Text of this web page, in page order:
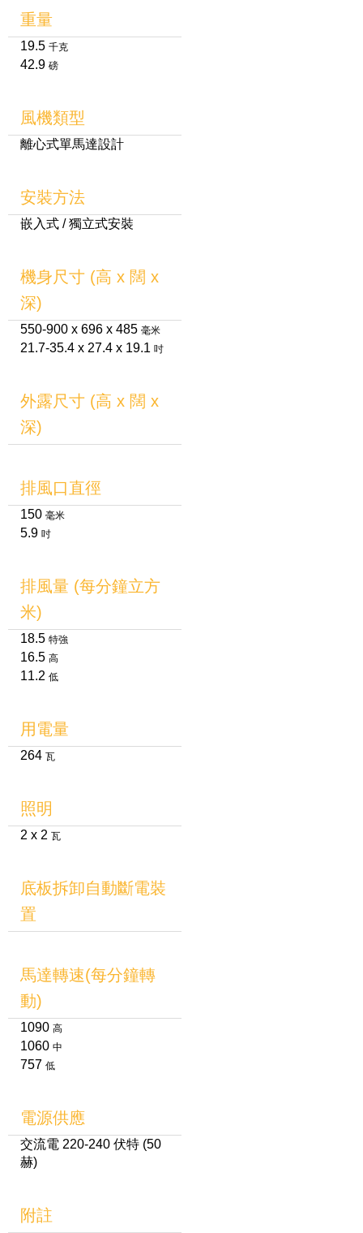
重量
19.5 千克
42.9 磅
風機類型
離心式單馬達設計
安裝方法
嵌入式 / 獨立式安裝
機身尺寸 (高 x 闊 x
深)
550-900 x 696 x 485 毫米
21.7-35.4 x 27.4 x 19.1 吋
外露尺寸 (高 x 闊 x
深)
排風口直徑
150 毫米
5.9 吋
排風量 (每分鐘立方
米)
18.5 特強
16.5 高
11.2 低
用電量
264 瓦
照明
2 x 2 瓦
底板拆卸自動斷電裝
置
馬達轉速(每分鐘轉
動)
1090 高
1060 中
757 低
電源供應
交流電 220-240 伏特 (50
赫)
附註